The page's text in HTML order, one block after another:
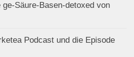
Säure-Basen-detoxed von
Podcast und die Episode